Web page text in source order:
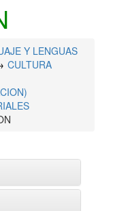
Y LENGUAS
CULTURA